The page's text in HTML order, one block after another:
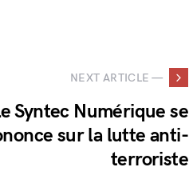
NEXT ARTICLE —
Syntec Numérique se
sur la lutte anti-
terroriste